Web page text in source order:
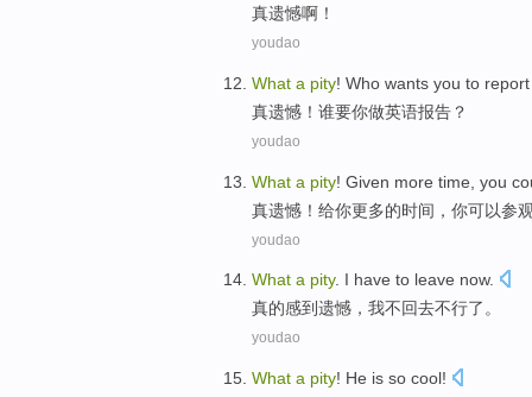
真遗憾啊！
youdao
What a pity! Who wants you to report
真遗憾！ 谁要你做英语报告 ？
youdao
What a pity! Given more time you
真遗憾！ 给你更多的时间 ， 你可以参观
youdao
What a pity. I have to leave now.
真的感到遗憾 ， 我不回去不行了。
youdao
What a pity! He is so cool!